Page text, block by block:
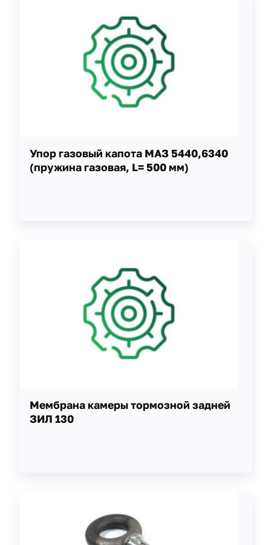
Упор газовый капота МАЗ 5440,6340
(пружина газовая, L= 500 мм)
Мембрана камеры тормозной задней
ЗИЛ 130